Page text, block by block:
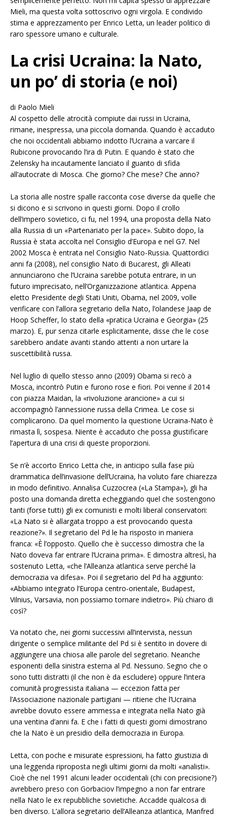
Mieli, ma questa volta sottoscrivo ogni virgola. E condivido
stima e apprezzamento per Enrico Letta, un leader politico di
raro spessore umano e culturale.
La crisi Ucraina: la Nato,
un po’ di storia (e noi)
di Paolo Mieli
Al cospetto delle atrocità compiute dai russi in Ucraina,
rimane, inespressa, una piccola domanda. Quando è accaduto
che noi occidentali abbiamo indotto l’Ucraina a varcare il
Rubicone provocando l’ira di Putin. E quando è stato che
Zelensky ha incautamente lanciato il guanto di sfida
all’autocrate di Mosca. Che giorno? Che mese? Che anno?
La storia alle nostre spalle racconta cose diverse da quelle che
si dicono e si scrivono in questi giorni. Dopo il crollo
dell’impero sovietico, ci fu, nel 1994, una proposta della Nato
alla Russia di un «Partenariato per la pace». Subito dopo, la
Russia è stata accolta nel Consiglio d’Europa e nel G7. Nel
2002 Mosca è entrata nel Consiglio Nato-Russia. Quattordici
anni fa (2008), nel consiglio Nato di Bucarest, gli Alleati
annunciarono che l’Ucraina sarebbe potuta entrare, in un
futuro imprecisato, nell’Organizzazione atlantica. Appena
eletto Presidente degli Stati Uniti, Obama, nel 2009, volle
verificare con l’allora segretario della Nato, l’olandese Jaap de
Hoop Scheffer, lo stato della «pratica Ucraina e Georgia» (25
marzo). E, pur senza citarle esplicitamente, disse che le cose
sarebbero andate avanti stando attenti a non urtare la
suscettibilità russa.
Nel luglio di quello stesso anno (2009) Obama si recò a
Mosca, incontrò Putin e furono rose e fiori. Poi venne il 2014
con piazza Maidan, la «rivoluzione arancione» a cui si
accompagnò l’annessione russa della Crimea. Le cose si
complicarono. Da quel momento la questione Ucraina-Nato è
rimasta lì, sospesa. Niente è accaduto che possa giustificare
l’apertura di una crisi di queste proporzioni.
Se n’è accorto Enrico Letta che, in anticipo sulla fase più
drammatica dell’invasione dell’Ucraina, ha voluto fare chiarezza
in modo definitivo. Annalisa Cuzzocrea («La Stampa»), gli ha
posto una domanda diretta echeggiando quel che sostengono
tanti (forse tutti) gli ex comunisti e molti liberal conservatori:
«La Nato si è allargata troppo a est provocando questa
reazione?». Il segretario del Pd le ha risposto in maniera
franca: «È l’opposto. Quello che è successo dimostra che la
Nato doveva far entrare l’Ucraina prima». E dimostra altresì, ha
sostenuto Letta, «che l’Alleanza atlantica serve perché la
democrazia va difesa». Poi il segretario del Pd ha aggiunto:
«Abbiamo integrato l’Europa centro-orientale, Budapest,
Vilnius, Varsavia, non possiamo tornare indietro». Più chiaro di
così?
Va notato che, nei giorni successivi all’intervista, nessun
dirigente o semplice militante del Pd si è sentito in dovere di
aggiungere una chiosa alle parole del segretario. Neanche
esponenti della sinistra esterna al Pd. Nessuno. Segno che o
sono tutti distratti (il che non è da escludere) oppure l’intera
comunità progressista italiana — eccezion fatta per
l’Associazione nazionale partigiani — ritiene che l’Ucraina
avrebbe dovuto essere ammessa e integrata nella Nato già
una ventina d’anni fa. E che i fatti di questi giorni dimostrano
che la Nato è un presidio della democrazia in Europa.
Letta, con poche e misurate espressioni, ha fatto giustizia di
una leggenda riproposta negli ultimi giorni da molti «analisti».
Cioè che nel 1991 alcuni leader occidentali (chi con precisione?)
avrebbero preso con Gorbaciov l’impegno a non far entrare
nella Nato le ex repubbliche sovietiche. Accadde qualcosa di
ben diverso. L’allora segretario dell’Alleanza atlantica, Manfred